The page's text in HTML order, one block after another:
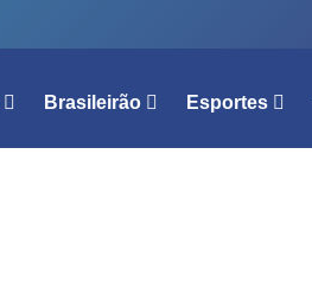
Brasileirão Esportes